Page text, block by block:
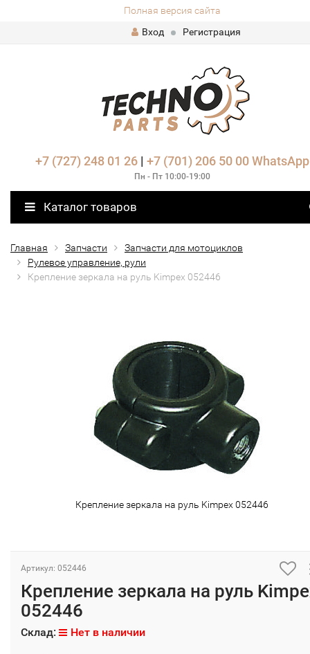
Полная версия сайта
Вход
Регистрация
+7 (727) 248 01 26| +7 (701) 206 50 00 WhatsApp
Пн - Пт 10:00-19:00
Каталог товаров
Главная Запчасти
Запчасти для мотоциклов
Рулевое управление, рули
Крепление зеркала на руль Kimpex 052446
Крепление зеркала на руль Kimpex 052446
Артикул: 052446
Крепление зеркала на руль
052446
Склад: Нет в наличии